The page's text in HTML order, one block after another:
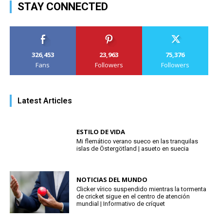
STAY CONNECTED
326,453
Fans
23,963
Followers
75,376
Followers
Latest Articles
ESTILO DE VIDA
Mi flemático verano sueco en las tranquilas
islas de Östergötland | asueto en suecia
NOTICIAS DEL MUNDO
Clicker vírico suspendido mientras la tormenta
de cricket sigue en el centro de atención
mundial | Informativo de críquet